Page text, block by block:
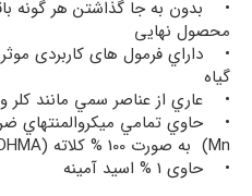
• بدون به جا گذاشتن هر گونه
محصول نهایی
• داراي فرمول های کاربردی
گياه
• عاري از عناصر سمي مانند كلر
Mn) به صورت 100 % كلاته (EDTA, EDDHMA)
• حاوی 1 % اسيد آمينه